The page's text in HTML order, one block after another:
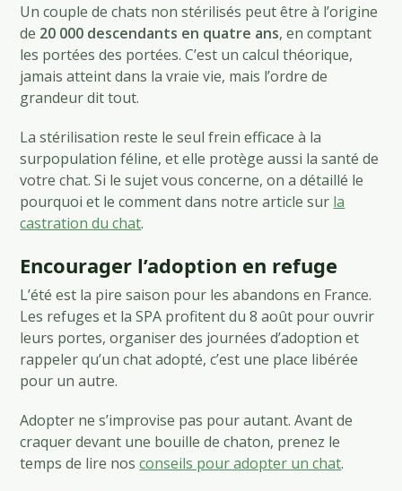
Un couple de chats non stérilisés peut être à l’origine
de 20 000 descendants en quatre ans, en comptant
les portées des portées. C’est un calcul théorique,
jamais atteint dans la vraie vie, mais l’ordre de
grandeur dit tout.
La stérilisation reste le seul frein efficace à la
surpopulation féline, et elle protège aussi la santé de
votre chat. Si le sujet vous concerne, on a détaillé le
pourquoi et le comment dans notre article sur la
castration du chat.
Encourager l’adoption en refuge
L’été est la pire saison pour les abandons en France.
Les refuges et la SPA profitent du 8 août pour ouvrir
leurs portes, organiser des journées d’adoption et
rappeler qu’un chat adopté, c’est une place libérée
pour un autre.
Adopter ne s’improvise pas pour autant. Avant de
craquer devant une bouille de chaton, prenez le
temps de lire nosconseils pour adopter un chat.